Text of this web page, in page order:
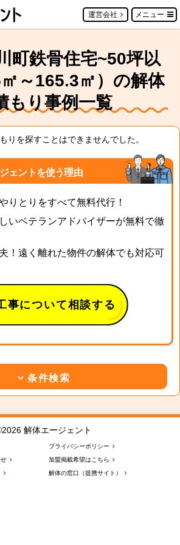
運営会社 メニュー
町鉄骨住宅~50坪以
～165.3㎡）の解体
もり事例一覧
りを探すことはできませんでした。
ェントを使う理由
りとりをすべて無料代行！
いベテランアドバイザーが無料で徹
！遠く離れた物件の解体でも対応可
事について相談する
条件検索
解体エージェント
プライバシーポリシー
加盟掲載希望はこちら
解体の窓口（提携サイト）